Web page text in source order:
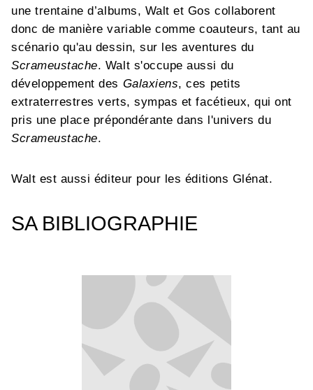
une trentaine d’albums, Walt et Gos collaborent
donc de manière variable comme coauteurs, tant au
scénario qu'au dessin, sur les aventures du
Scrameustache. Walt s'occupe aussi du
développement des Galaxiens, ces petits
extraterrestres verts, sympas et facétieux, qui ont
pris une place prépondérante dans l'univers du
Scrameustache.
Walt est aussi éditeur pour les éditions Glénat.
SA BIBLIOGRAPHIE